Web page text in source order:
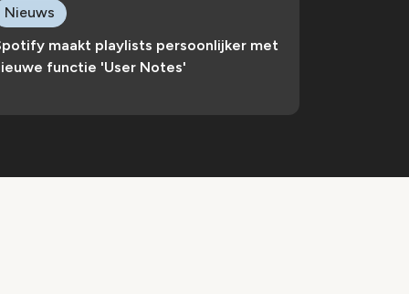
maakt playlists persoonlijker met
functie 'User Notes'
Nieuws